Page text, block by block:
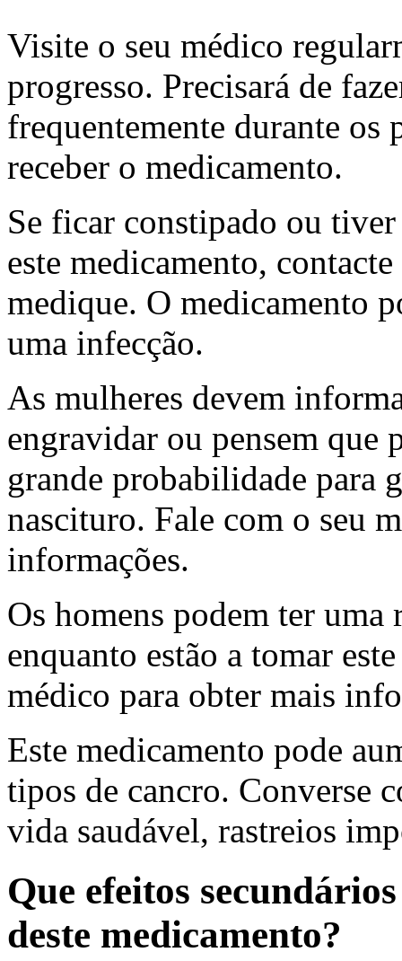
Visite o seu médico
progresso. Precisará de
frequentemente durante os
receber o medicamento.
Se ficar constipado ou
este medicamento,
medique. O medicamento
uma infecção.
As mulheres devem
engravidar ou pensem que
grande probabilidade para
nascituro. Fale com o seu
informações.
Os homens podem ter uma
enquanto estão a tomar
médico para obter mais
Este medicamento pode
tipos de cancro. Converse
vida saudável, rastreios
Que efeitos
deste medicamento?